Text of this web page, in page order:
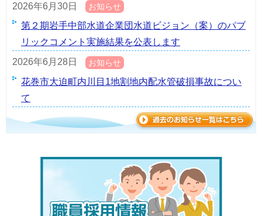
2026年6月30日
お知らせ
第２期岩手中部水道企業団水道ビジョン（案）のパブ
リックコメント実施結果を公表します
2026年6月28日
お知らせ
花巻市大迫町内川目1地割地内配水管破損事故につい
て